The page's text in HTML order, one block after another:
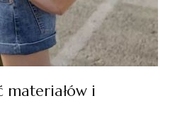
materiałów i